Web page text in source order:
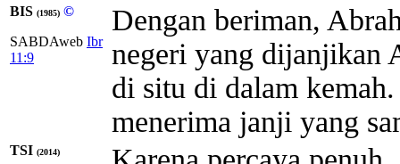
BIS (1985) ©
SABDAweb Ibr
11:9
Dengan beriman,
negeri yang dijanjikan
di situ di dalam
menerima janji yang
TSI (2014)